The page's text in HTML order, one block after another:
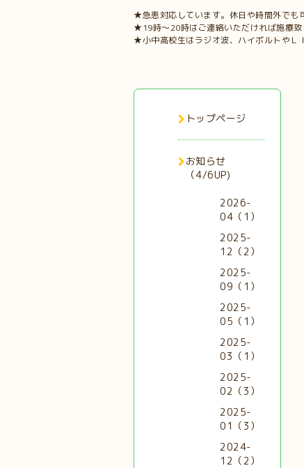
★急患対応しています。休日や時間外でも
★19時～20時はご連絡いただければ施療致
★小中高校生はラジオ波、ハイボルトやＬ
トップページ
お知らせ
（4/6UP)
2026-
04（1）
2025-
12（2）
2025-
09（1）
2025-
05（1）
2025-
03（1）
2025-
02（3）
2025-
01（3）
2024-
12（2）